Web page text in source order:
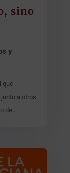
sino
y
que
a otros
de...